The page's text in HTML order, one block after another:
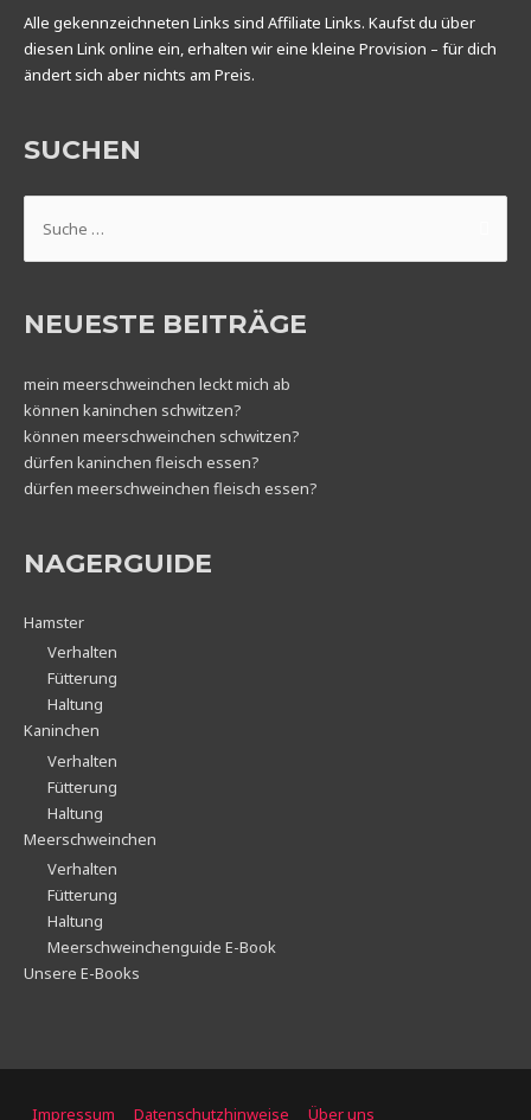
Alle gekennzeichneten Links sind Affiliate Links. Kaufst du über
diesen Link online ein, erhalten wir eine kleine Provision – für dich
ändert sich aber nichts am Preis.
SUCHEN
nach:
NEUESTE BEITRÄGE
mein meerschweinchen leckt mich ab
können kaninchen schwitzen?
können meerschweinchen schwitzen?
dürfen kaninchen fleisch essen?
dürfen meerschweinchen fleisch essen?
NAGERGUIDE
Hamster
Verhalten
Fütterung
Haltung
Kaninchen
Verhalten
Fütterung
Haltung
Meerschweinchen
Verhalten
Fütterung
Haltung
Meerschweinchenguide E-Book
Unsere E-Books
Impressum Datenschutzhinweise Über uns